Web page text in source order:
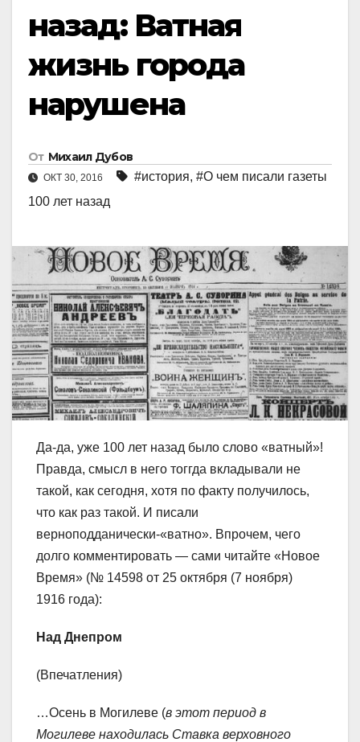
назад: Ватная
жизнь города
нарушена
От Михаил Дубов
ОКТ 30, 2016 #история, #О чем писали газеты
100 лет назад
Да-да, уже 100 лет назад было слово «ватный»!
Правда, смысл в него тоггда вкладывали не
такой, как сегодня, хотя по факту получилось,
что как раз такой. И писали
верноподданически-«ватно». Впрочем, чего
долго комментировать — сами читайте «Новое
Время» (№ 14598 от 25 октября (7 ноября)
1916 года):
Над Днепром
(Впечатления)
…Осень в Могилеве (в этот период в
Могилеве находилась Ставка верховного